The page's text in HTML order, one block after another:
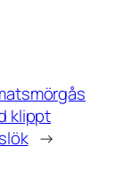
klippt
→